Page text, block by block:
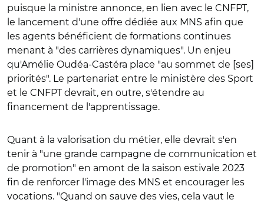
puisque la ministre annonce, en lien avec le CNFPT,
le lancement d'une offre dédiée aux MNS afin que
les agents bénéficient de formations continues
menant à "des carrières dynamiques". Un enjeu
qu'Amélie Oudéa-Castéra place "au sommet de [ses]
priorités". Le partenariat entre le ministère des Sport
et le CNFPT devrait, en outre, s'étendre au
financement de l'apprentissage.
Quant à la valorisation du métier, elle devrait s'en
tenir à "une grande campagne de communication et
de promotion" en amont de la saison estivale 2023
fin de renforcer l'image des MNS et encourager les
vocations. "Quand on sauve des vies, cela vaut le